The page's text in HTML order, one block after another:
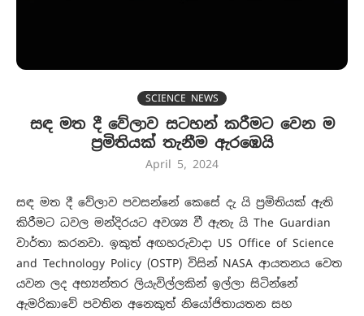
SCIENCE NEWS
සඳ මත දී වේලාව සටහන් කරීමට වෙන ම
ප්‍රමිතියක් තැනීම ඇරඹෙයි
April 5, 2024
සඳ මත දී වේලාව පවසන්නේ කෙසේ දැ යි ප්‍රමිතියක් ඇති
කිරීමට ධවල මන්දිරයට අවශ්‍ය වී ඇතැ යි The Guardian
වාර්තා කරනවා. ඉකුත් අඟහරුවාදා US Office of Science
and Technology Policy (OSTP) විසින් NASA ආයතනය වෙත
යවන ලද අභ්‍යන්තර ලියැවිල්ලකින් ඉල්ලා සිටින්නේ
ඇමරිකාවේ පවතින අනෙකුත් නියෝජිතායතන සහ